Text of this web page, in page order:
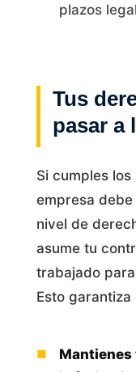
plazos
Tus
pasar a
Si cumples
empresa debe
nivel de
asume tu
trabajado
Esto garantiza